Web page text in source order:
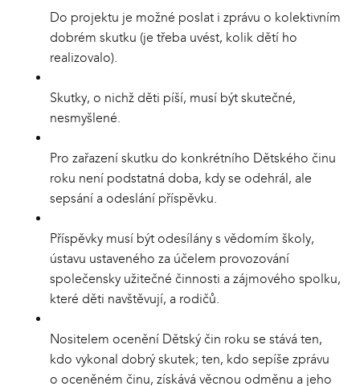
Do projektu je možné poslat i zprávu o kolektivním
dobrém skutku (je třeba uvést, kolik dětí ho
realizovalo).
Skutky, o nichž děti píší, musí být skutečné,
nesmyšlené.
Pro zařazení skutku do konkrétního Dětského činu
roku není podstatná doba, kdy se odehrál, ale
sepsání a odeslání příspěvku.
Příspěvky musí být odesílány s vědomím školy,
ústavu ustaveného za účelem provozování
společensky užitečné činnosti a zájmového spolku,
které děti navštěvují, a rodičů.
Nositelem ocenění Dětský čin roku se stává ten,
kdo vykonal dobrý skutek; ten, kdo sepíše zprávu
o oceněném činu, získává věcnou odměnu a jeho